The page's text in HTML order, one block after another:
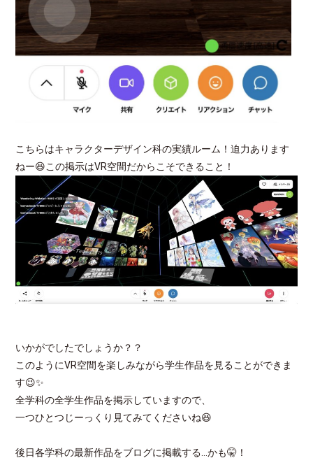
こちらはキャラクターデザイン科の実績ルーム！迫力あります
ねー😆この掲示はVR空間だからこそできること！
いかがでしたでしょうか？？
このようにVR空間を楽しみながら学生作品を見ることができま
す😉✨
全学科の全学生作品を掲示していますので、
一つひとつじーっくり見てみてくださいね😆
後日各学科の最新作品をブログに掲載する…かも🤫！